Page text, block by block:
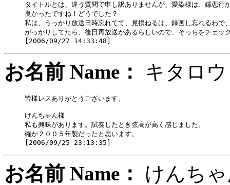
タイトルとは、違う質問で申し訳ありませんが、愛染様は、嬬恋行
良かったですね！どうでした？
私は、うっかり放送日時忘れてて、見損ねるは、録画し忘れるわで
がっかりしてたら、後日再放送があるらしいので、そっちをチェッ
お名前 Name： キタ
皆様レスありがとうございます。
けんちゃん様
私も興味があります。試奏したとき弦高が高く感じました。
確か２００５年製だったと思います。
お名前 Name： けん